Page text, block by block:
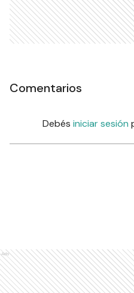
Comentarios
Debés iniciar sesión
Ads